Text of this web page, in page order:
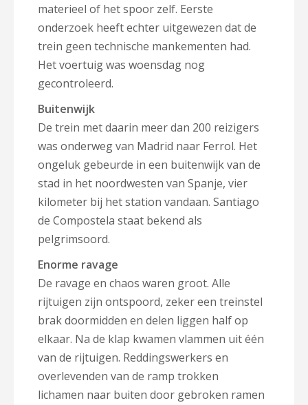
materieel of het spoor zelf. Eerste
onderzoek heeft echter uitgewezen datde
trein geen technische mankementen had.
Het voertuig was woensdag nog
gecontroleerd.
Buitenwijk
De trein met daarin meer dan 200 reizigers
was onderweg van Madrid naar Ferrol. Het
ongeluk gebeurde in een buitenwijk van de
stad in het noordwesten van Spanje, vier
kilometer bij het station vandaan. Santiago
de Compostela staat bekend als
pelgrimsoord.
Enorme ravage
De ravage en chaos waren groot. Alle
rijtuigen zijn ontspoord, zeker een treinstel
brak doormidden en delen liggen half op
elkaar. Na de klap kwamen vlammen uit één
van de rijtuigen. Reddingswerkers en
overlevenden van de ramp trokken
lichamen naar buiten door gebroken ramen